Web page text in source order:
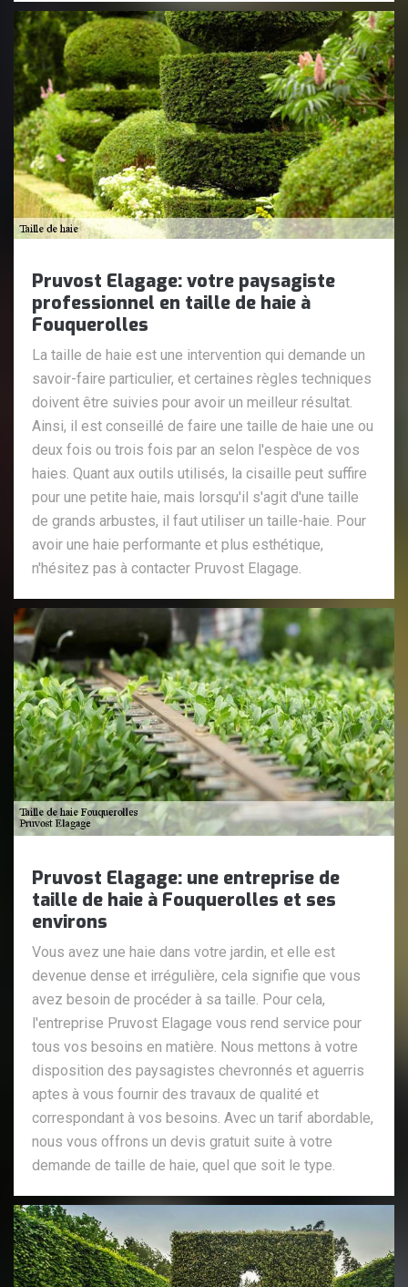
Pruvost Elagage: votre paysagiste
professionnel en taille de haie à
Fouquerolles
La taille de haie est une intervention qui demande un
savoir-faire particulier, et certaines règles techniques
doivent être suivies pour avoir un meilleur résultat.
Ainsi, il est conseillé de faire une taille de haie une ou
deux fois ou trois fois par an selon l'espèce de vos
haies. Quant aux outils utilisés, la cisaille peut suffire
pour une petite haie, mais lorsqu'il s'agit d'une taille
de grands arbustes, il faut utiliser un taille-haie. Pour
avoir une haie performante et plus esthétique,
n'hésitez pas à contacter Pruvost Elagage.
Pruvost Elagage: une entreprise de
taille de haie à Fouquerolles et ses
environs
Vous avez une haie dans votre jardin, et elle est
devenue dense et irrégulière, cela signifie que vous
avez besoin de procéder à sa taille. Pour cela,
l'entreprise Pruvost Elagage vous rend service pour
tous vos besoins en matière. Nous mettons à votre
disposition des paysagistes chevronnés et aguerris
aptes à vous fournir des travaux de qualité et
correspondant à vos besoins. Avec un tarif abordable,
nous vous offrons un devis gratuit suite à votre
demande de taille de haie, quel que soit le type.